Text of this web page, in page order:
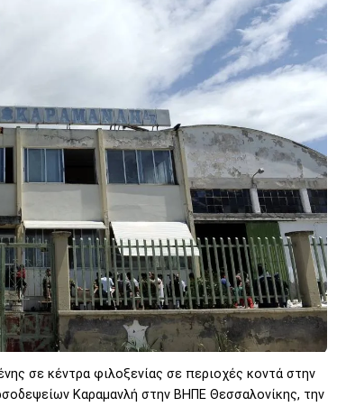
σε κέντρα φιλοξενίας σε περιοχές κοντά στην
Καραμανλή στην ΒΗΠΕ Θεσσαλονίκης, την